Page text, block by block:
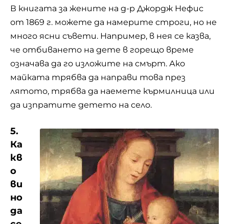
В книгата за жените на д-р Джордж Нефис
от 1869 г. можете да намерите строги, но не
много ясни съвети. Например, в нея се казва,
че отбиването на дете в горещо време
означава да го изложите на смърт. Ако
майката трябва да направи това през
лятото, трябва да наемете кърмилница или
да изпратите детето на село.
5.
Ка
кв
о
ви
но
да